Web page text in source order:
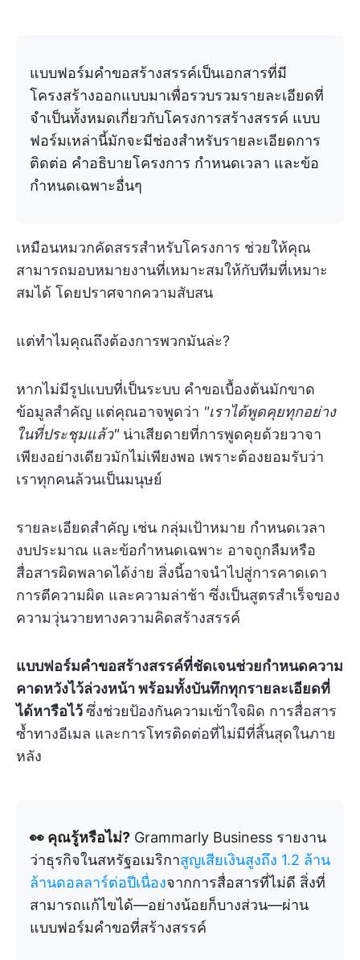
แบบฟอร์มคำขอสร้างสรรค์เป็นเอกสารที่มี
โครงสร้างออกแบบมาเพื่อรวบรวมรายละเอียดที่
จำเป็นทั้งหมดเกี่ยวกับโครงการสร้างสรรค์ แบบ
ฟอร์มเหล่านี้มักจะมีช่องสำหรับรายละเอียดการ
ติดต่อ คำอธิบายโครงการ กำหนดเวลา และข้อ
กำหนดเฉพาะอื่นๆ
เหมือนหมวกคัดสรรสำหรับโครงการ ช่วยให้คุณ
สามารถมอบหมายงานที่เหมาะสมให้กับทีมที่เหมาะ
สมได้ โดยปราศจากความสับสน
แต่ทำไมคุณถึงต้องการพวกมันล่ะ?
หากไม่มีรูปแบบที่เป็นระบบ คำขอเบื้องต้นมักขาด
ข้อมูลสำคัญ แต่คุณอาจพูดว่า "เราได้พูดคุยทุกอย่าง
ในที่ประชุมแล้ว"น่าเสียดายที่การพูดคุยด้วยวาจา
เพียงอย่างเดียวมักไม่เพียงพอ เพราะต้องยอมรับว่า
เราทุกคนล้วนเป็นมนุษย์
รายละเอียดสำคัญ เช่น กลุ่มเป้าหมาย กำหนดเวลา
งบประมาณ และข้อกำหนดเฉพาะ อาจถูกลืมหรือ
สื่อสารผิดพลาดได้ง่าย สิ่งนี้อาจนำไปสู่การคาดเดา
การตีความผิด และความล่าช้า ซึ่งเป็นสูตรสำเร็จของ
ความวุ่นวายทางความคิดสร้างสรรค์
แบบฟอร์มคำขอสร้างสรรค์ที่ชัดเจนช่วยกำหนดความ
คาดหวังไว้ล่วงหน้า พร้อมทั้งบันทึกทุกรายละเอียดที่
ได้หารือไว้ซึ่งช่วยป้องกันความเข้าใจผิด การสื่อสาร
ซ้ำทางอีเมล และการโทรติดต่อที่ไม่มีที่สิ้นสุดในภาย
หลัง
👀 คุณรู้หรือไม่? Grammarly Business รายงาน
ว่าธุรกิจในสหรัฐอเมริกาสูญเสียเงินสูงถึง 1.2 ล้าน
ล้านดอลลาร์ต่อปีเนื่องจากการสื่อสารที่ไม่ดี สิ่งที่
สามารถแก้ไขได้—อย่างน้อยก็บางส่วน—ผ่าน
แบบฟอร์มคำขอที่สร้างสรรค์